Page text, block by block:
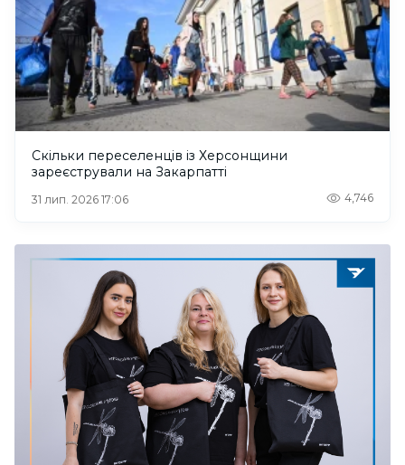
Скільки переселенців із Херсонщини
зареєстрували на Закарпатті
31 лип. 2026 17:06 4,746